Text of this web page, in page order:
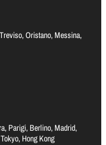
Oristano, Messina,
Parigi, Berlino, Madrid,
Hong Kong